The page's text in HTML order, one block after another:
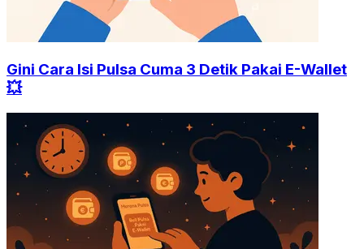
Gini Cara Isi Pulsa Cuma 3 Detik Pakai E-Wallet
💥